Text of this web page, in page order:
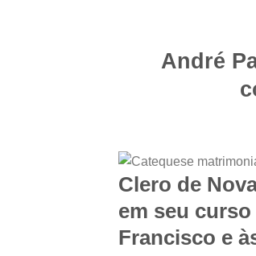
André
Clero de
em seu
Francisco e